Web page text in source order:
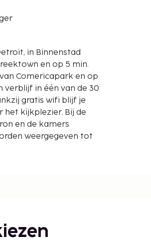
in Binnenstad
en op 5 min.
verblijf in één van de 30
gratis wifi blijf je
kijkplezier. Bij de
en de kamers
weergegeven tot